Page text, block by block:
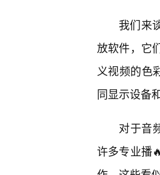
我们来
放软件，它
义视频的色
同显示设备
对于音
许多专业播